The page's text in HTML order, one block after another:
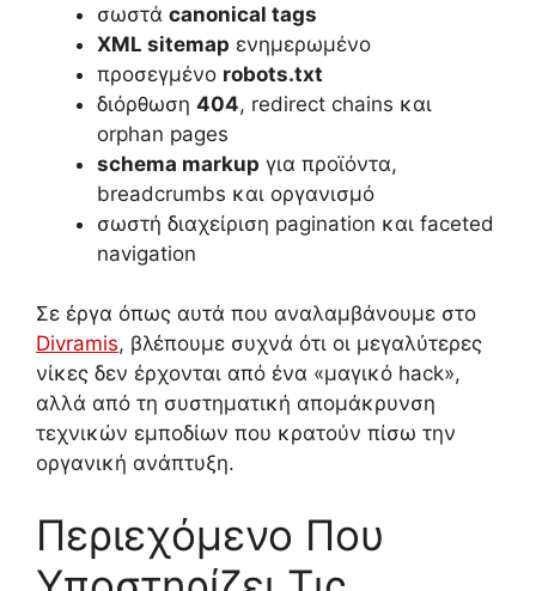
σωστά canonical tags
XML sitemap ενημερωμένο
προσεγμένο robots.txt
διόρθωση 404, redirect chains και
orphan pages
schema markup για προϊόντα,
breadcrumbs και οργανισμό
σωστή διαχείριση pagination και faceted
navigation
Σε έργα όπως αυτά που αναλαμβάνουμε στο
Divramis, βλέπουμε συχνά ότι οι μεγαλύτερες
νίκες δεν έρχονται από ένα «μαγικό hack»,
αλλά από τη συστηματική απομάκρυνση
τεχνικών εμποδίων που κρατούν πίσω την
οργανική ανάπτυξη.
Περιεχόμενο Που